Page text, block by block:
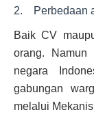
2. Perbedaan
Baik CV
orang.
negara
gabungan
melalui